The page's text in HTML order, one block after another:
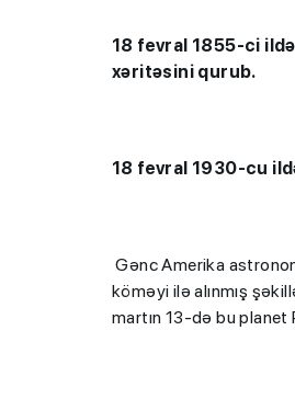
18 fevral 1855-ci
xəritəsini qurub.
18 fevral 1930-cu
Gənc Amerika
köməyi ilə alınmış
martın 13-də bu planet